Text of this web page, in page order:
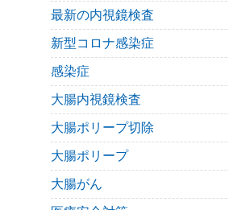
最新の内視鏡検査
新型コロナ感染症
感染症
大腸内視鏡検査
大腸ポリープ切除
大腸ポリープ
大腸がん